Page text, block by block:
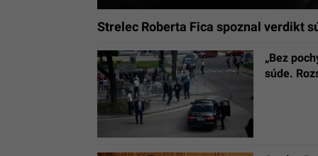
Strelec Roberta Fica spoznal verdikt
„Bez
súde.